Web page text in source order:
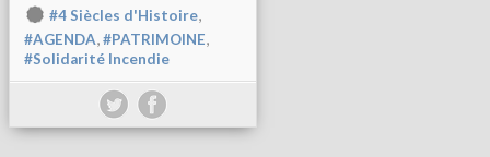
#4 Siècles d'Histoire,
#AGENDA #PATRIMOINE
#Solidarité Incendie